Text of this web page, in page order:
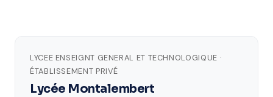
LYCEE ENSEIGNT GENERAL ET TECHNOLOGIQUE ·
ÉTABLISSEMENT PRIVÉ
Lycée Montalembert